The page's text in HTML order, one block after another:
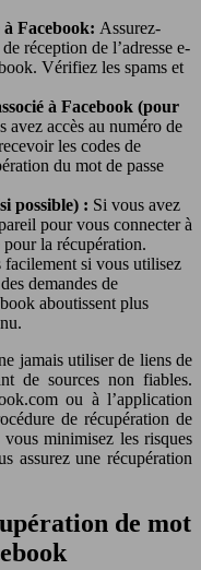
à Facebook: Assurez-
réception de l’adresse e-
Vérifiez les spams et
à Facebook (pour
avez accès au numéro de
les codes de
du mot de passe
possible) : Si vous avez
pour vous connecter à
la récupération.
si vous utilisez
demandes de
aboutissent plus
jamais utiliser de liens de
de sources non fiables.
ou à l’application
de récupération de
minimisez les risques
assurez une récupération
de mot